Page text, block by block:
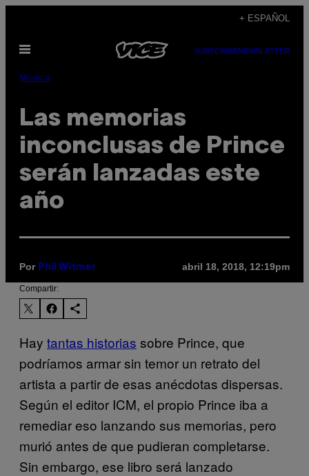
contenido
+ ESPAÑOL
Abrir
SUBSCRIBENEWSLETTER
Música
Las memorias
inconclusas de Prince
serán lanzadas este
año
Por Phil Witmer abril 18, 2018, 12:19pm
Compartir:
Hay tantas historias sobre Prince, que
podríamos armar sin temor un retrato del
artista a partir de esas anécdotas dispersas.
Según el editor ICM, el propio Prince iba a
remediar eso lanzando sus memorias, pero
murió antes de que pudieran completarse.
Sin embargo, ese libro será lanzado